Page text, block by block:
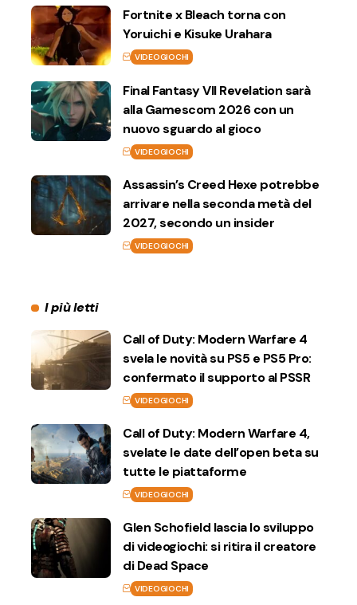
Fortnite x Bleach torna con
Yoruichi e Kisuke Urahara
VIDEOGIOCHI
Final Fantasy VII Revelation sarà
alla Gamescom 2026 con un
nuovo sguardo al gioco
VIDEOGIOCHI
Assassin’s Creed Hexe potrebbe
arrivare nella seconda metà del
2027, secondo un insider
VIDEOGIOCHI
I più letti
Call of Duty: Modern Warfare 4
svela le novità su PS5 e PS5 Pro:
confermato il supporto al PSSR
VIDEOGIOCHI
Call of Duty: Modern Warfare 4,
svelate le date dell’open beta su
tutte le piattaforme
VIDEOGIOCHI
Glen Schofield lascia lo sviluppo
di videogiochi: si ritira il creatore
di Dead Space
VIDEOGIOCHI